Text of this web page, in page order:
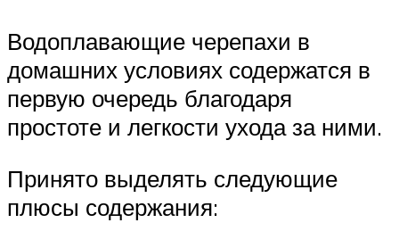
Водоплавающие черепахи в
домашних условиях содержатся в
первую очередь благодаря
простоте и легкости ухода за ними.
Принято выделять следующие
плюсы содержания: